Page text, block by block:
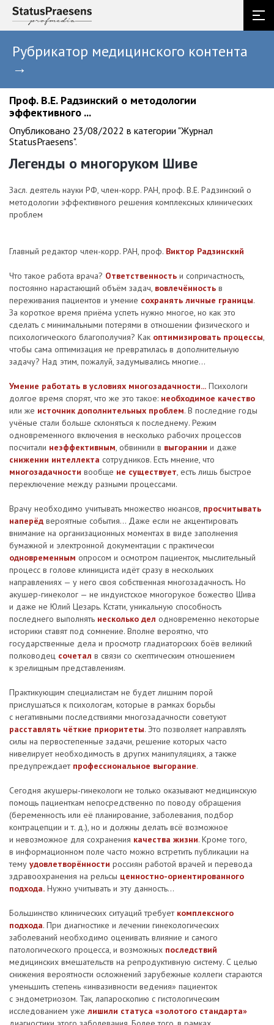
Рубрикатор медицинского контента
→
Проф. В.Е. Радзинский о методологии
эффективного ...
Опубликовано 23/08/2022 в категории "Журнал
StatusPraesens".
Легенды о многоруком Шиве
Засл. деятель науки РФ, член-корр. РАН, проф. В.Е. Радзинский о
методологии эффективного решения комплексных клинических
проблем
Главный редактор член-корр. РАН, проф. Виктор Радзинский
Что такое работа врача? Ответственность и сопричастность,
постоянно нарастающий объём задач, вовлечённость в
переживания пациентов и умение сохранять личные границы.
За короткое время приёма успеть нужно многое, но как это
сделать с минимальными потерями в отношении физического и
психологического благополучия? Как оптимизировать процессы,
чтобы сама оптимизация не превратилась в дополнительную
задачу? Над этим, пожалуй, задумывались многие...
Умение работать в условиях многозадачности... Психологи
долгое время спорят, что же это такое: необходимое качество
или же источник дополнительных проблем. В последние годы
учёные стали больше склоняться к последнему. Режим
одновременного включения в несколько рабочих процессов
посчитали неэффективным, обвинили в выгорании и даже
снижении интеллекта сотрудников. Есть мнение, что
многозадачности вообще не существует, есть лишь быстрое
переключение между разными процессами.
Врачу необходимо учитывать множество нюансов, просчитывать
наперёд вероятные события... Даже если не акцентировать
внимание на организационных моментах в виде заполнения
бумажной и электронной документации с практически
одновременным опросом и осмотром пациенток, мыслительный
процесс в голове клинициста идёт сразу в нескольких
направлениях — у него своя собственная многозадачность. Но
акушер-гинеколог — не индуистское многорукое божество Шива
и даже не Юлий Цезарь. Кстати, уникальную способность
последнего выполнять несколько дел одновременно некоторые
историки ставят под сомнение. Вполне вероятно, что
государственные дела и просмотр гладиаторских боёв великий
полководец сочетал в связи со скептическим отношением
к зрелищным представлениям.
Практикующим специалистам не будет лишним порой
прислушаться к психологам, которые в рамках борьбы
с негативными последствиями многозадачности советуют
расставлять чёткие приоритеты. Это позволяет направлять
силы на первостепенные задачи, решение которых часто
нивелирует необходимость в других манипуляциях, а также
предупреждает профессиональное выгорание.
Сегодня акушеры-гинекологи не только оказывают медицинскую
помощь пациенткам непосредственно по поводу обращения
(беременность или её планирование, заболевания, подбор
контрацепции и т. д.), но и должны делать всё возможное
и невозможное для сохранения качества жизни. Кроме того,
в информационном поле часто можно встретить публикации на
тему удовлетворённости россиян работой врачей и перевода
здравоохранения на рельсы ценностно-ориентированного
подхода. Нужно учитывать и эту данность...
Большинство клинических ситуаций требует комплексного
подхода. При диагностике и лечении гинекологических
заболеваний необходимо оценивать влияние и самого
патологического процесса, и возможных последствий
медицинских вмешательств на репродуктивную систему. С целью
снижения вероятности осложнений зарубежные коллеги стараются
уменьшить степень «инвазивности ведения» пациенток
с эндометриозом. Так, лапароскопию с гистологическим
исследованием уже лишили статуса «золотого стандарта»